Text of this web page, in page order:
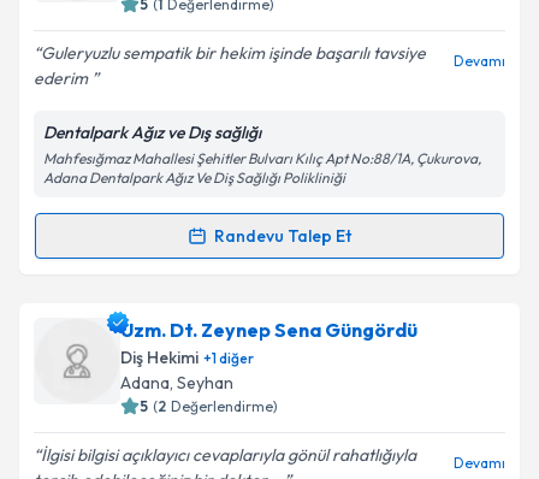
Kişisel verilerimin işlenmesine ilişkin
Metni'ni okudum ve kişisel verilerimin belirtilen
kapsamda işlenmesini kabul ediyorum.
Takvim Talebini Gönder
5 (1 Değerlendirme)
Guleryuzlu sempatik bir hekim işinde başarılı tavsiye
ederim
Devamı
Dentalpark Ağız ve Dış sağlığı
Mahfesığmaz Mahallesi Şehitler Bulvarı Kılıç Apt No:88/1A, Çukurova,
Adana Dentalpark Ağız Ve Diş Sağlığı Polikliniği
Randevu Talep Et
Randevu Takvimi Talebi
Dt. Selin Buse Kökiçin randevu takvimi talebi
oluşturun. Size bu uzmandan randevu almanız için bir
takvim hazırlandığında e-posta ile bilgilendireceğiz.
Uzm. Dt. Zeynep Sena Güngördü
Diş Hekimi +1diğer
Adana, Seyhan
5 (2 Değerlendirme)
İlgisi bilgisi açıklayıcı cevaplarıyla gönül rahatlığıyla
Devamı